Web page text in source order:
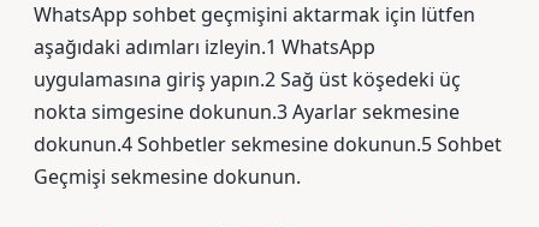
WhatsApp sohbet geçmişini aktarmak için lütfen
aşağıdaki adımları izleyin.1 WhatsApp
uygulamasına giriş yapın.2 Sağ üst köşedeki üç
nokta simgesine dokunun.3 Ayarlar sekmesine
dokunun.4 Sohbetler sekmesine dokunun.5 Sohbet
Geçmişi sekmesine dokunun.